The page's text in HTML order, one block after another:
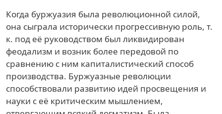
Когда буржуазия была революционной силой,
она сыграла исторически прогрессивную роль, т.
к. под её руководством был ликвидирован
феодализм и возник более передовой по
сравнению с ним капиталистический способ
производства. Буржуазные революции
способствовали развитию идей просвещения и
науки с её критическим мышлением,